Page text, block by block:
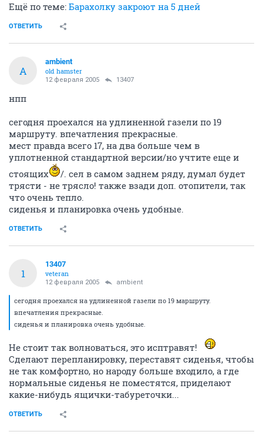
Ещё по теме: Барахолку закроют на 5 дней
ОТВЕТИТЬ
A
ambient
old hamster
12 февраля 2005 13407
нпп
сегодня проехался на удлиненной газели по 19
маршруту. впечатления прекрасные.
мест правда всего 17, на два больше чем в
уплотненной стандартной версии/но учтите еще и
стоящих
/. сел в самом заднем ряду, думал будет
трясти - не трясло! также взади доп. отопители, так
что очень тепло.
сиденья и планировка очень удобные.
ОТВЕТИТЬ
1
13407
veteran
12 февраля 2005 ambient
сегодня проехался на удлиненной газели по 19 маршруту.
впечатления прекрасные.
сиденья и планировка очень удобные.
Не стоит так волноваться, это исптравят!
Сделают перепланировку, переставят сиденья, чтобы
не так комфортно, но народу больше входило, а где
нормальные сиденья не поместятся, приделают
какие-нибудь ящички-табуреточки...
ОТВЕТИТЬ